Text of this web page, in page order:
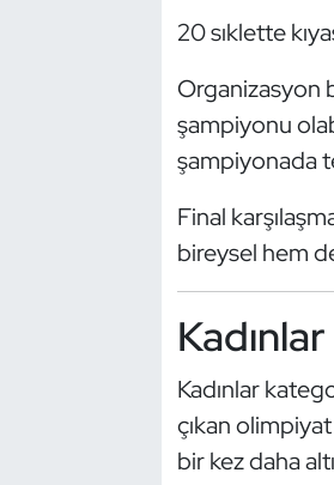
20 sıklette
Organizasyon
şampiyonu
şampiyonada
Final
bireysel hem
Kadınlar
çıkan
bir kez daha
Hava Sporları
İşitme Engelli Sporcular